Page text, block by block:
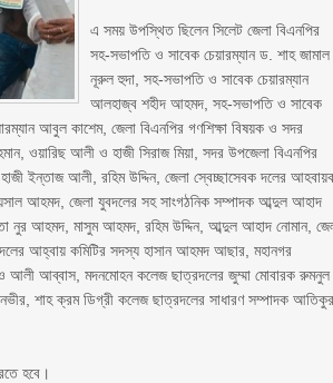
‎এ সময় উপস্থিত ছিলেন সিলেট জেলা বিএনপির
সহ-সভাপতি ও সাবেক চেয়ারম্যান ড. শাহ জামাল
নূরুল হুদা, সহ-সভাপতি ও সাবেক চেয়ারম্যান
আলহাজ্ব শহীদ আহমদ, সহ-সভাপতি ও সাবেক
আবুল কাশেম, জেলা বিএনপির গণশিক্ষা বিষয়ক ও সদর
ওয়ারিছ আলী ও হাজী সিরাজ মিয়া, সদর উপজেলা বিএনপির
ইন্তাজ আলী, রহিম উদ্দিন, জেলা স্বেচ্ছাসেবক দলের
আহমদ, জেলা যুবদলের সহ সাংগঠনিক সম্পাদক আব্দুল আহাদ
নুর আহমদ, মাসুম আহমদ, রহিম উদ্দিন, আব্দুল আহাদ নোমান,
আহ্বায় কমিটির সদস্য হাসান আহমদ আছার, মহানগর
আলী আব্বাস, মদনমোহন কলেজ ছাত্রদলের জুম্মা মোবারক রুমনুল
শাহ ক্রম ডিগ্রী কলেজ ছাত্রদলের সাধারণ সম্পাদক
হবে।